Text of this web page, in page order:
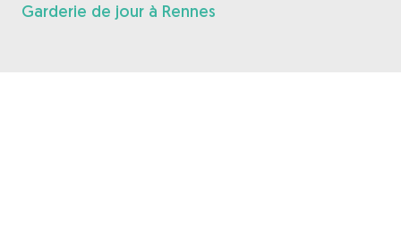
Garderie de jour à Rennes